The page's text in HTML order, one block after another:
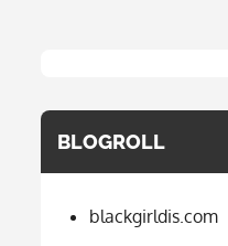
BLOGROLL
blackgirldis.com